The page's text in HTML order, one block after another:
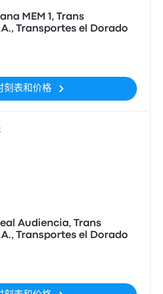
MEM 1, Trans
Transportes el Dorado
刻表和价格
Audiencia, Trans
Transportes el Dorado